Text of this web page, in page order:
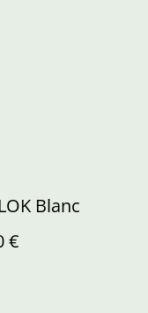
Blanc
€